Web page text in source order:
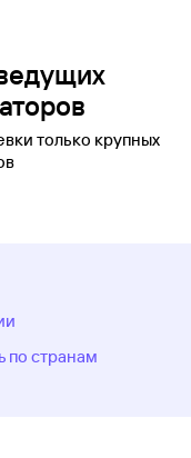
только крупных
по странам